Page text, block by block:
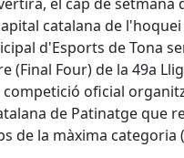
catalana de
d'Esports de Tona
(Final Four) de la 49a
competició oficial
de Patinatge que
de la màxima categoria